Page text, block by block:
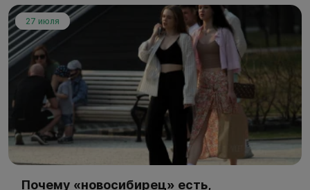
27 июля
Почему «новосибирец» есть,